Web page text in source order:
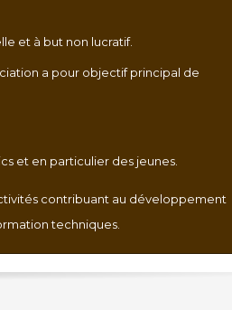
et à but non lucratif.
a pour objectif principal de
et en particulier des jeunes.
contribuant au développement
techniques.